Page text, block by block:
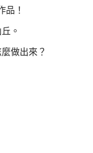
品！
。
做出來？